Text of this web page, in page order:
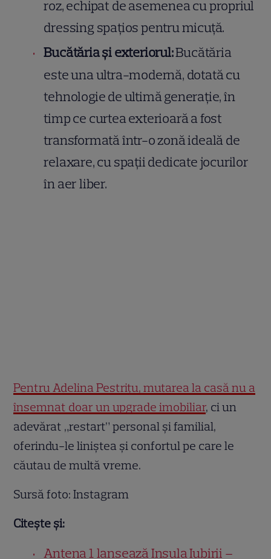
roz, echipat de asemenea cu propriul
dressing spațios pentru micuță.
Bucătăria și exteriorul:Bucătăria
este una ultra-modernă, dotată cu
tehnologie de ultimă generație, în
timp ce curtea exterioară a fost
transformată într-o zonă ideală de
relaxare, cu spații dedicate jocurilor
în aer liber.
Pentru Adelina Pestrițu, mutarea la casă nu a
însemnat doar un upgrade imobiliar, ci un
adevărat „restart” personal și familial,
oferindu-le liniștea și confortul pe care le
căutau de multă vreme.
Sursă foto: Instagram
Citește și:
Antena 1 lansează Insula Iubirii –